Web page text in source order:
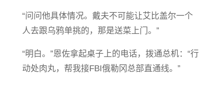
“问问他具体情况。戴夫不可能让艾比盖尔一个
人去跟乌鸦单挑的，那是送菜上门。”
“明白。”恩佐拿起桌子上的电话，拨通总机：“行
动处肉丸，帮我接FBI俄勒冈总部直通线。”